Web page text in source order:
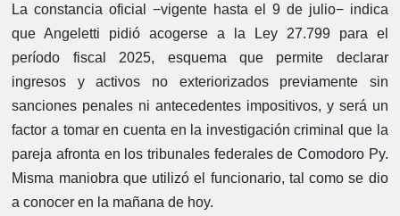
La constancia oficial −vigente hasta el 9 de julio− indica
que Angeletti pidió acogerse a la Ley 27.799 para el
período fiscal 2025, esquema que permite declarar
ingresos y activos no exteriorizados previamente sin
sanciones penales ni antecedentes impositivos, y será un
factor a tomar en cuenta en la investigación criminal que la
pareja afronta en los tribunales federales de Comodoro Py.
Misma maniobra que utilizó el funcionario, tal como se dio
a conocer en la mañana de hoy.